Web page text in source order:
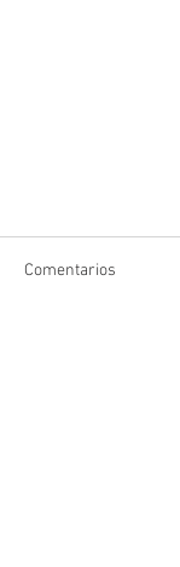
Comentarios